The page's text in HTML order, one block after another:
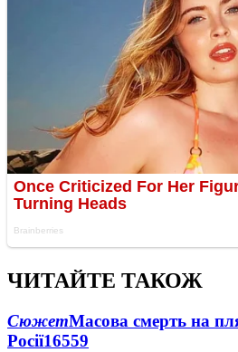
ЧИТАЙТЕ ТАКОЖ
СюжетМасова смерть на
Росії16559